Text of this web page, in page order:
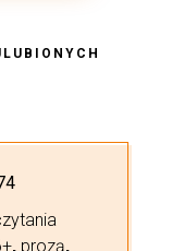
, prozą,